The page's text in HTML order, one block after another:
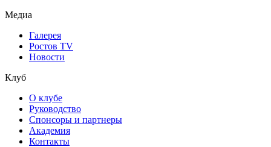
Медиа
Галерея
Ростов TV
Новости
Клуб
О клубе
Руководство
Спонсоры и партнеры
Академия
Контакты